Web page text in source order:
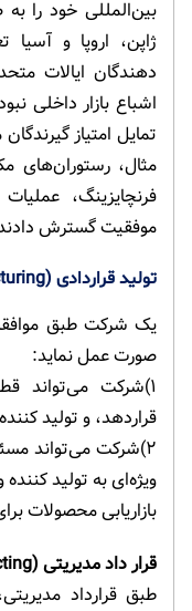
بین‌المللی خود را
ژاپن، اروپا و
دهندگان ایالات
اشباع بازار داخلی
تمایل امتیاز
مثال، رستوران‌های
فرنچایزینگ،
موفقیت گسترش
تولید قراردادی (Contract Manufacturing)
یک شرکت طبق موافقت
صورت عمل نماید:
۱)شرکت می‌تواند
قراردهد، و تولید کننده
۲)شرکت می‌تواند
ویژه‌ای به تولید
بازاریابی محصولات
قرار داد مدیریتی (Management Contracting)
طبق قرارداد